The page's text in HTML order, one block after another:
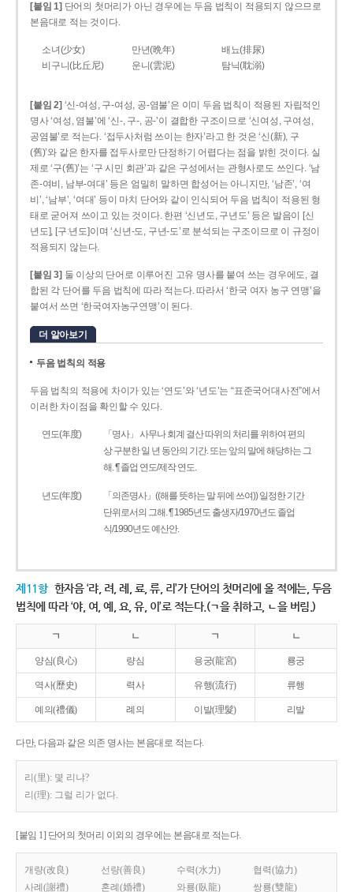
[붙임 1] 단어의 첫머리가 아닌 경우에는 두음 법칙이 적용되지 않으므로
본음대로 적는 것이다.
소녀(少女) 만년(晩年)
배뇨(排尿)
비구니(比丘尼)
운니(雲泥) 탐닉(耽溺)
[붙임 2] ‘신-여성, 구-여성, 공-염불’은 이미 두음 법칙이 적용된 자립적인
명사 ‘여성, 염불’에 ‘신-, 구-, 공-’이 결합한 구조이므로 ‘신여성, 구여성,
공염불’로 적는다. ‘접두사처럼 쓰이는 한자’라고 한 것은 ‘신(新), 구
(舊)’와 같은 한자를 접두사로만 단정하기 어렵다는 점을 밝힌 것이다. 실
제로 ‘구(舊)’는 ‘구 시민 회관’과 같은 구성에서는 관형사로도 쓰인다. ‘남
존­-여비, 남부-­여대’ 등은 엄밀히 말하면 합성어는 아니지만, ‘남존’, ‘여
비’, ‘남부’, ‘여대’ 등이 마치 단어와 같이 인식되어 두음 법칙이 적용된 형
태로 굳어져 쓰이고 있는 것이다. 한편 ‘신년도, 구년도’ 등은 발음이 [신
년도], [구ː년도]이며 ‘신년­-도, 구년-­도’로 분석되는 구조이므로 이 규정이
적용되지 않는다.
[붙임 3] 둘 이상의 단어로 이루어진 고유 명사를 붙여 쓰는 경우에도, 결
합된 각 단어를 두음 법칙에 따라 적는다. 따라서 ‘한국 여자 농구 연맹’을
붙여서 쓰면 ‘한국여자농구연맹’이 된다.
더 알아보기
두음 법칙의 적용
두음 법칙의 적용에 차이가 있는 ‘연도’와 ‘년도’는 “표준국어대사전”에서
이러한 차이점을 확인할 수 있다.
연도(年度)
「명사」 사무나 회계 결산 따위의 처리를 위하여 편의
상 구분한 일 년 동안의 기간. 또는 앞의 말에 해당하는 그
해. ¶ 졸업 연도/제작 연도.
년도(年度)
「의존명사」((해를 뜻하는 말 뒤에 쓰여)) 일정한 기간
단위로서의 그해. ¶ 1985년도 출생자/1970년도 졸업
식/1990년도 예산안.
제11항 한자음 ‘랴, 려, 례, 료, 류, 리’가 단어의 첫머리에 올 적에는, 두음
법칙에 따라 ‘야, 여, 예, 요, 유, 이’로 적는다.(ㄱ을 취하고, ㄴ을 버림.)
ㄱ ㄴ ㄱ ㄴ
양심(良心) 량심 용궁(龍宮) 룡궁
역사(歷史) 력사 유행(流行) 류행
예의(禮儀) 례의 이발(理髮) 리발
다만, 다음과 같은 의존 명사는 본음대로 적는다.
리(里): 몇 리냐?
리(理): 그럴 리가 없다.
[붙임 1] 단어의 첫머리 이외의 경우에는 본음대로 적는다.
개량(改良) 선량(善良) 수력(水力)
협력(協力)
사례(謝禮)
혼례(婚禮) 와룡(臥龍)
쌍룡(雙龍)